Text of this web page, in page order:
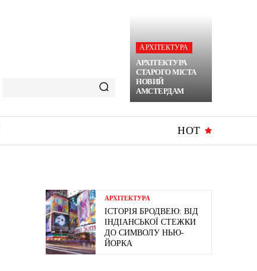
АРХІТЕКТУРА
АРХІТЕКТУРА
СТАРОГО МІСТА
НОВИЙ
АМСТЕРДАМ
HOT
АРХІТЕКТУРА
ІСТОРІЯ БРОДВЕЮ: ВІД
ІНДІАНСЬКОЇ СТЕЖКИ
ДО СИМВОЛУ НЬЮ-
ЙОРКА